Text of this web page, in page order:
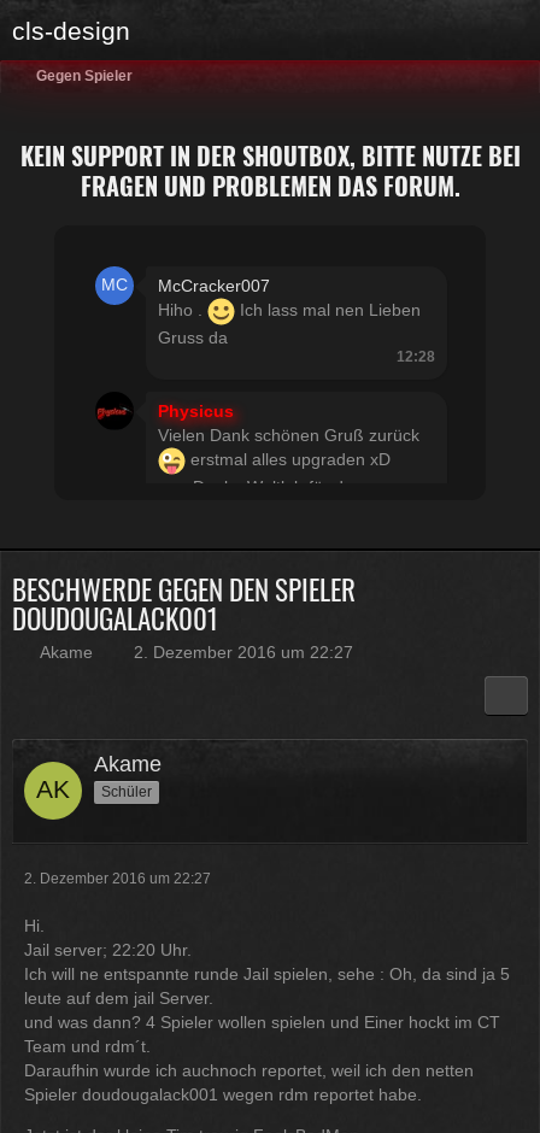
cls-design
Gegen Spieler
KEIN SUPPORT IN DER SHOUTBOX, BITTE NUTZE BEI
FRAGEN UND PROBLEMEN DAS FORUM.
McCracker007
Hiho .
Ich lass mal nen Lieben
Gruss da
12:28
Physicus
Vielen Dank schönen Gruß zurück
erstmal alles upgraden xD
usw Danke Woltlab für den
Physicus
Twitch-Box 6.2.0 in Arbeit
Kratze gerade alles an geld
zusammen was ich auftreiben
65 für Forum Update.
Ja bei mir sind es 130 € für
Woltlab und Plugins und Designs
auch so um locker flockig 50-60 €
ätzend, wie schnell alles
wird
12:07
BESCHWERDE GEGEN DEN SPIELER
DOUDOUGALACK001
Akame 2. Dezember 2016 um 22:27
Akame
Schüler
2. Dezember 2016 um 22:27
Hi.
Jail server; 22:20 Uhr.
Ich will ne entspannte runde Jail spielen, sehe : Oh, da sind ja 5
leute auf dem jail Server.
und was dann? 4 Spieler wollen spielen und Einer hockt im CT
Team und rdm´t.
Daraufhin wurde ich auchnoch reportet, weil ich den netten
Spieler doudougalack001 wegen rdm reportet habe.